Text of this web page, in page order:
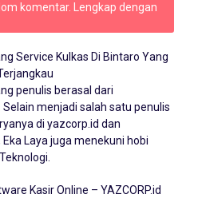
komentar. Lengkap dengan
penulis berasal dari
menjadi salah satu penulis
di yazcorp.id dan
Eka Laya juga menekuni hobi
Kasir Online – YAZCORP.id